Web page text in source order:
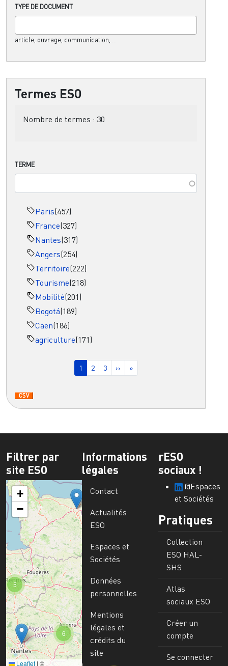
TYPE DE DOCUMENT
article, ouvrage, communication,....
Termes ESO
Nombre de termes : 30
TERME
Paris(457)
France(327)
Nantes(317)
Angers(254)
Territoire(222)
Tourisme(218)
Mobilité(201)
Bogotá(189)
Caen(186)
agriculture(171)
Page courante
1 Page
2 Page
3 Page suivante
›› Dernière page
»
Filtrer par
site ESO
6
5
+
−
Leaflet | ©
Informations
légales
Contact
Actualités
ESO
Espaces et
Sociétés
Données
personnelles
Mentions
légales et
crédits du
site
rESO
sociaux !
@Espaces
et Sociétés
Pratiques
Collection
ESO HAL-
SHS
Atlas
sociaux ESO
Créer un
compte
Se connecter